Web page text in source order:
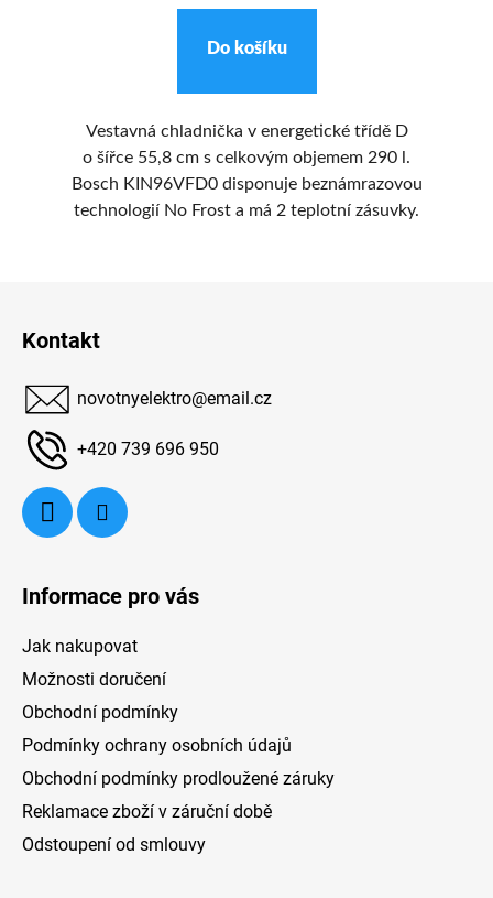
Do košíku
Vestavná chladnička v energetické třídě D
o šířce 55,8 cm s celkovým objemem 290 l.
Bosch KIN96VFD0 disponuje beznámrazovou
technologií No Frost a má 2 teplotní zásuvky.
Kontakt
novotnyelektro@email.cz
+420 739 696 950
Informace pro vás
Jak nakupovat
Možnosti doručení
Obchodní podmínky
Podmínky ochrany osobních údajů
Obchodní podmínky prodloužené záruky
Reklamace zboží v záruční době
Odstoupení od smlouvy